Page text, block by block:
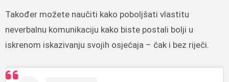
Također možete naučiti kako poboljšati vlastitu
neverbalnu komunikaciju kako biste postali bolji u
iskrenom iskazivanju svojih osjećaja – čak i bez riječi.